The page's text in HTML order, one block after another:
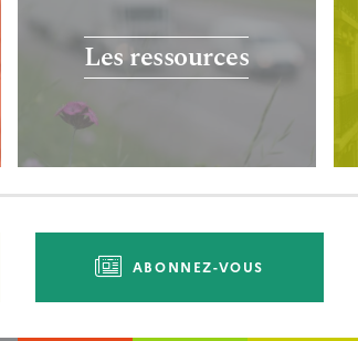
Les ressources
ABONNEZ-VOUS